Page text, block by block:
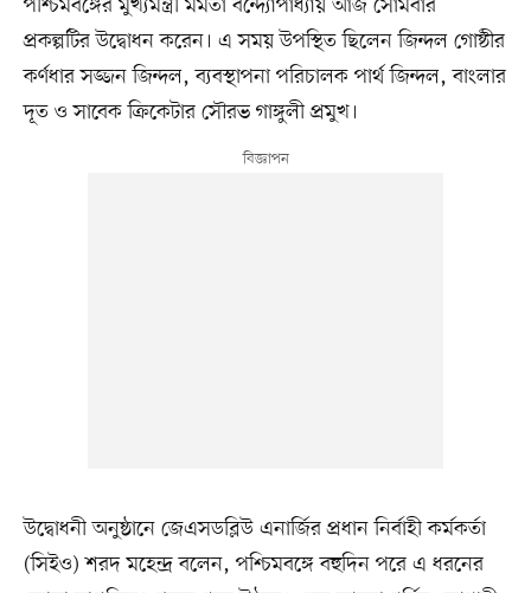
প্রকল্পটির উদ্বোধন করেন। এ সময় উপস্থিত ছিলেন জিন্দল গোষ্ঠীর
কর্ণধার সজ্জন জিন্দল, ব্যবস্থাপনা পরিচালক পার্থ জিন্দল, বাংলার
দূত ও সাবেক ক্রিকেটার সৌরভ গাঙ্গুলী প্রমুখ।
উদ্বোধনী অনুষ্ঠানে জেএসডব্লিউ এনার্জির প্রধান নির্বাহী কর্মকর্তা
(সিইও) শরদ মহেন্দ্র বলেন, পশ্চিমবঙ্গে বহুদিন পরে এ ধরনের